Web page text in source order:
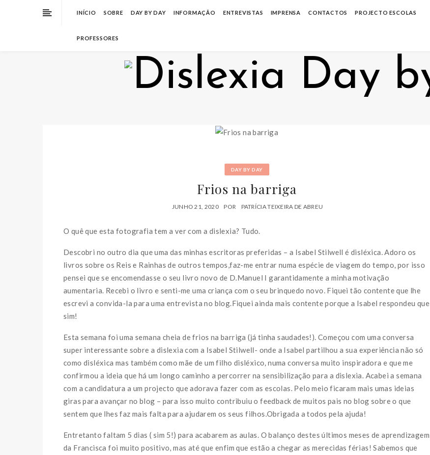
INÍCIO SOBRE DAY BY DAY INFORMAÇÃO ENTREVISTAS IMPRENSA CONTACTOS PROJECTO ESCOLAS
PROFESSORES
DAY BY DAY
Frios na barriga
JUNHO 21, 2020 POR PATRÍCIA TEIXEIRA DE ABREU
O quê que esta fotografia tem a ver com a dislexia? Tudo.
Descobri no outro dia que uma das minhas escritoras preferidas – a Isabel Stilwell é disléxica. Adoro os
livros sobre os Reis e Rainhas de outros tempos,faz-me entrar numa espécie de viagem do tempo, por isso
pensei que se encomendasse o seu livro novo de D.Manuel I garantidamente a minha motivação
aumentaria. Recebi o livro e senti-me uma criança com o seu brinquedo novo. Fiquei tão contente que lhe
escrevi a convida-la para uma entrevista no blog.Fiquei ainda mais contente porque a Isabel respondeu que
sim!
Esta semana foi uma semana cheia de frios na barriga (já tinha saudades!). Começou com uma conversa
super interessante sobre a dislexia com a Isabel Stilwell- onde a Isabel partilhou a sua experiência não só
como disléxica mas também como mãe de um filho disléxico, numa conversa muito inspiradora e que me
confirmou a ideia que há um longo caminho a percorrer na sensibilização para a dislexia. Acabei a semana
com a candidatura a um projecto que adorava fazer com as escolas. Pelo meio ficaram mais umas ideias
giras para avançar no blog – para isso muito contribuiu o feedback de muitos pais no blog sobre o que
sentem que lhes faz mais falta para ajudarem os seus filhos.Obrigada a todos pela ajuda!
Entretanto faltam 5 dias ( sim 5!) para acabarem as aulas. O balanço destes últimos meses de aprendizagem
da Francisca foi muito positivo, mas até que enfim que estão a chegar as merecidas férias! Sabemos que